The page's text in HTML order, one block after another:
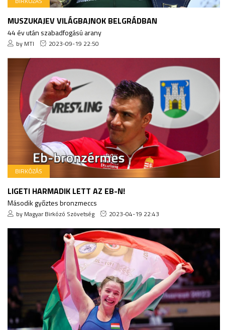
MUSZUKAJEV VILÁGBAJNOK BELGRÁDBAN
44 év után szabadfogású arany
by MTI 2023-09-19 22:50
BIRKÓZÁS
LIGETI HARMADIK LETT AZ EB-N!
Második győztes bronzmeccs
by Magyar Birkózó Szövetség 2023-04-19 22:43